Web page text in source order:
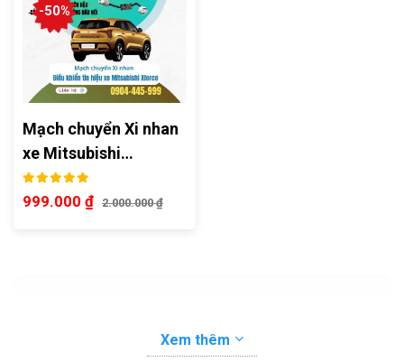
-50%
Mạch chuyển Xi nhan
xe Mitsubishi…
999.000 ₫ 2.000.000₫
Xem thêm